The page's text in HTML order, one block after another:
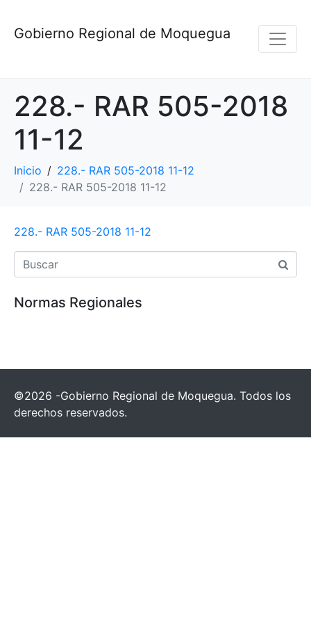
Gobierno Regional de Moquegua
228.- RAR 505-2018
11-12
Inicio
228.- RAR 505-2018 11-12
228.- RAR 505-2018 11-12
228.- RAR 505-2018 11-12
Normas Regionales
©2026 -Gobierno Regional de Moquegua. Todos los
derechos reservados.